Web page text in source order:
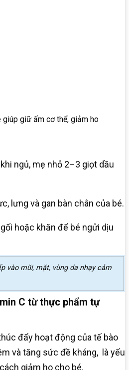
giúp giữ ấm cơ thể, giảm ho
ngủ, mẹ nhỏ 2–3 giọt dầu
lưng và gan bàn chân của bé.
hoặc khăn để bé ngửi dịu
vào mũi, mặt, vùng da nhạy cảm
C từ thực phẩm tự
đẩy hoạt động của tế bào
và tăng sức đề kháng, là yếu
giảm ho cho bé.